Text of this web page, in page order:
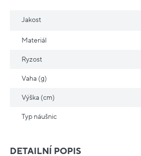
DETAILNÍ POPIS
Jakost
Materiál
Ryzost
Vaha (g)
Výška (cm)
Typ náušnic